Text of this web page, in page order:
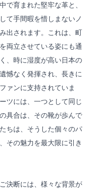
で育まれた堅牢な革と、
て手間暇を惜しまないノ
出されます。これは、町
両立させている姿にも通
、時に湿度が高い日本の
憾なく発揮され、長きに
ァンに支持されていま
ツには、一つとして同じ
具合は、その靴が歩んで
ちは、そうした個々のパ
その魅力を最大限に引き
決断には、様々な背景が